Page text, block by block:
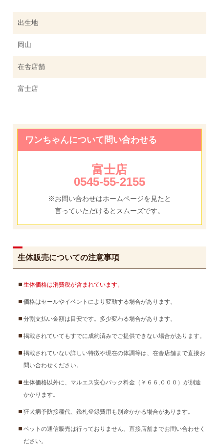
出生地
岡山
在舎店舗
富士店
ワンちゃんについて問い合わせる
富士店
0545-55-2155
※お問い合わせはホームページを見たと
言っていただけるとスムーズです。
生体販売についての注意事項
生体価格は消費税が含まれています。
価格はセールやイベントにより変動する場合があります。
分割支払い金額は目安です。多少変わる場合があります。
掲載されていてもすでに成約済みでご提供できない場合があります。
掲載されていない詳しい特徴や現在の体調等は、在舎店舗まで直接お
問い合わせください。
生体価格以外に、マルエス安心パック料金（￥６６,０００）が別途
かかります。
狂犬病予防接種代、鑑札登録費用も別途かかる場合があります。
ペットの通信販売は行っておりません。直接店舗までお問い合わせく
ださい。